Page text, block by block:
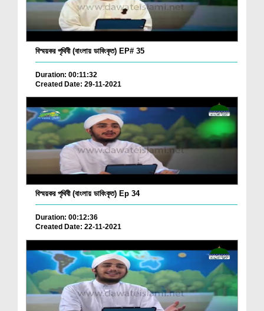
বিস্ময়কর পৃথিবী (বাংলায় ডাবিংকৃত) EP# 35
Duration: 00:11:32
Created Date: 29-11-2021
বিস্ময়কর পৃথিবী (বাংলায় ডাবিংকৃত) Ep 34
Duration: 00:12:36
Created Date: 22-11-2021